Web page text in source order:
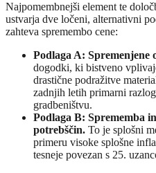
Najpomembnejši element te
ustvarja dve ločeni, alternativni
zahteva spremembo cene:
Podlaga A: Spremenjene
dogodki, ki bistveno
drastične podražitve
zadnjih letih primarni
gradbeništvu.
Podlaga B: Sprememba
potrebščin. To je splošni
primeru visoke splošne
tesneje povezan s 25.